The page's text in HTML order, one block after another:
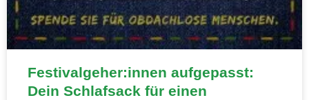
Festivalgeher:innen aufgepasst:
Dein Schlafsack für einen